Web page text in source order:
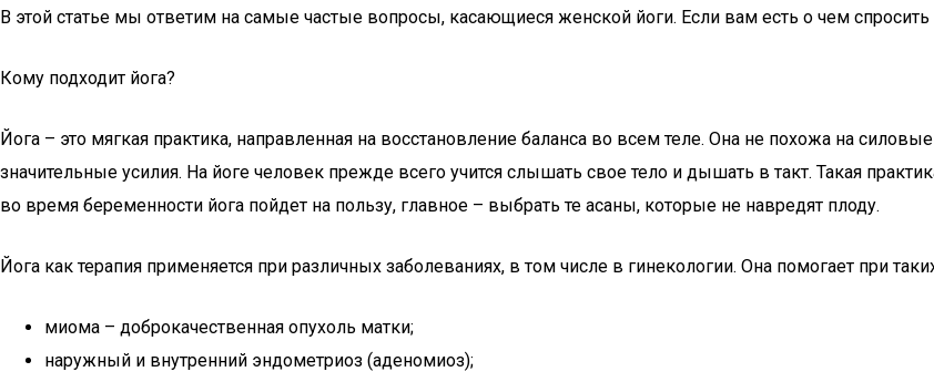
В этой статье мы ответим на самые частые вопросы, касающиеся женской йоги. Если вам есть о чем
Кому подходит йога?
Йога – это мягкая практика, направленная на восстановление баланса во всем теле. Она не похожа на
значительные усилия. На йоге человек прежде всего учится слышать свое тело и дышать в такт. Такая
во время беременности йога пойдет на пользу, главное – выбрать те асаны, которые не навредят плоду.
Йога как терапия применяется при различных заболеваниях, в том числе в гинекологии. Она помогает при
миома – доброкачественная опухоль матки;
наружный и внутренний эндометриоз (аденомиоз);